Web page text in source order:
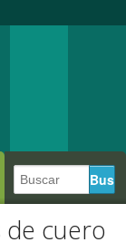
de cuero